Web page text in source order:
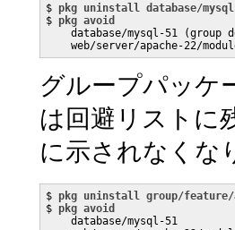
$ pkg uninstall database/
$ pkg avoid
database/mysql-51 (group
web/server/apache-22/
グループパッケ
は回避リストに
に示されなくな
$ pkg uninstall group/feature/
$ pkg avoid
    database/mysql-51